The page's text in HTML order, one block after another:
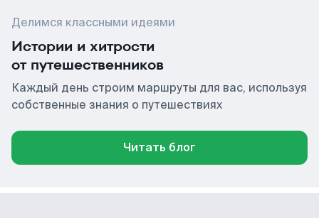
Делимся классными идеями
Истории и хитрости
от путешественников
Каждый день строим маршруты для вас, используя
собственные знания о путешествиях
Читать блог